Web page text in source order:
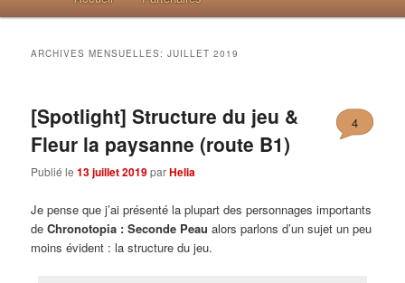
ARCHIVES MENSUELLES:JUILLET 2019
[Spotlight] Structure du jeu &
Fleur la paysanne (route B1)
Publié le13 juillet 2019parHelia
4
Je pense que j’ai présenté la plupart des personnages importants
deChronotopia : Seconde Peau alors parlons d’un sujet un peu
moins évident : la structure du jeu.